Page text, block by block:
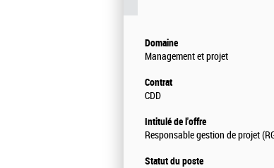
Domaine
Management et projet
Contrat
CDD
Intitulé de l'offre
Responsable gestion de projet
Statut du poste